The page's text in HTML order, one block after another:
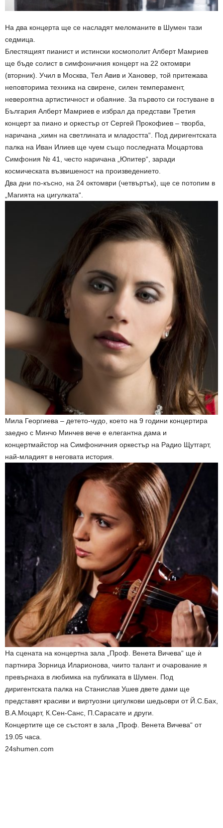
На два концерта ще се насладят меломаните в Шумен тази
седмица.
Блестящият пианист и истински космополит Алберт Мамриев
ще бъде солист в симфоничния концерт на 22 октомври
(вторник). Учил в Москва, Тел Авив и Хановер, той притежава
неповторима техника на свирене, силен темперамент,
невероятна артистичност и обаяние. За първото си гостуване в
България Алберт Мамриев е избрал да представи Третия
концерт за пиано и оркестър от Сергей Прокофиев – творба,
наричана „химн на светлината и младостта“. Под диригентската
палка на Иван Илиев ще чуем също последната Моцартова
Симфония № 41, често наричана „Юпитер“, заради
космическата възвишеност на произведението.
Два дни по-късно, на 24 октомври (четвъртък), ще се потопим в
„Магията на цигулката“.
Мила Георгиева – детето-чудо, което на 9 години концертира
заедно с Минчо Минчев вече е елегантна дама и
концертмайстор на Симфоничния оркестър на Радио Щутгарт,
най-младият в неговата история.
На сцената на концертна зала „Проф. Венета Вичева“ ще ѝ
партнира Зорница Иларионова, чиито талант и очарование я
превърнаха в любимка на публиката в Шумен. Под
диригентската палка на Станислав Ушев двете дами ще
представят красиви и виртуозни цигулкови шедьоври от Й.С.Бах,
В.А.Моцарт, К.Сен-Санс, П.Сарасате и други.
Концертите ще се състоят в зала „Проф. Венета Вичева“ от
19.05 часа.
24shumen.com